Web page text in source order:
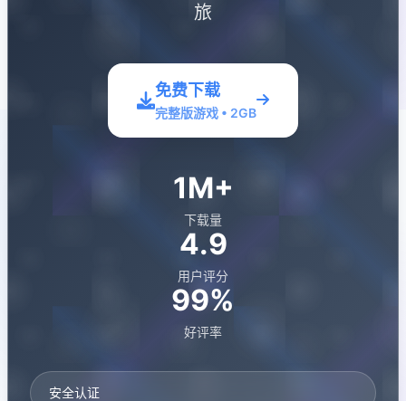
旅
免费下载
完整版游戏 • 2GB
1M+
下载量
4.9
用户评分
99%
好评率
安全认证